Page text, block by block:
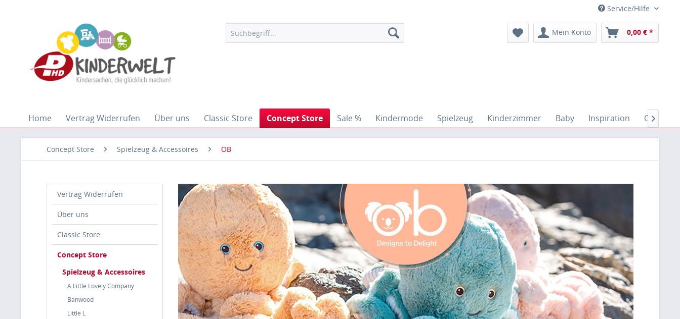
Service/Hilfe
Mein Konto 0,00 € *
Home Vertrag Widerrufen Über uns Classic Store Concept Store Sale % Kindermode Spielzeug Kinderzimmer Baby Inspiration Outdoor

Concept Store Spielzeug & Accessoires OB
Vertrag Widerrufen
Über uns
Classic Store
Concept Store
Spielzeug & Accessoires
A Little Lovely Company
Banwood
Little L